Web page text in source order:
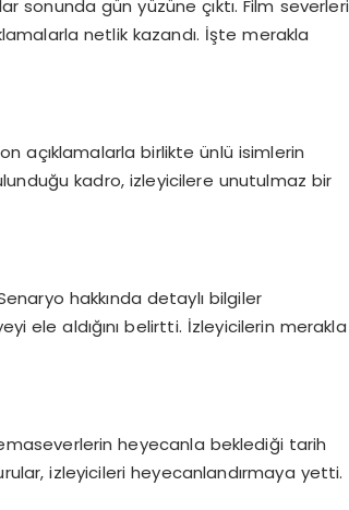
sonunda gün yüzüne çıktı. Film severleri
netlik kazandı. İşte merakla
açıklamalarla birlikte ünlü isimlerin
kadro, izleyicilere unutulmaz bir
hakkında detaylı bilgiler
ele aldığını belirtti. İzleyicilerin merakla
heyecanla beklediği tarih
izleyicileri heyecanlandırmaya yetti.